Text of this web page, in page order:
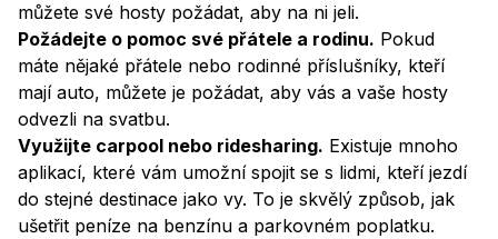
můžete své hosty požádat, aby na ni jeli.
Požádejte o pomoc své přátele a rodinu. Pokud
máte nějaké přátele nebo rodinné příslušníky, kteří
mají auto, můžete je požádat, aby vás a vaše hosty
odvezli na svatbu.
Využijte carpool nebo ridesharing. Existuje mnoho
aplikací, které vám umožní spojit se s lidmi, kteří jezdí
do stejné destinace jako vy. To je skvělý způsob, jak
ušetřit peníze na benzínu a parkovném poplatku.